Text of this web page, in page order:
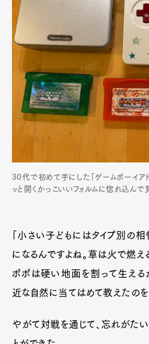
30代で初めて手にした「ゲームボーイア
ッと開くかっこいいフォルムに惚れ込んで
「小さい子どもにはタイプ別の
になるんですよね。草は火で燃え
ポポは硬い地面を割って生える
近な自然に当てはめて教えたのを
やがて対戦を通じて、忘れがた